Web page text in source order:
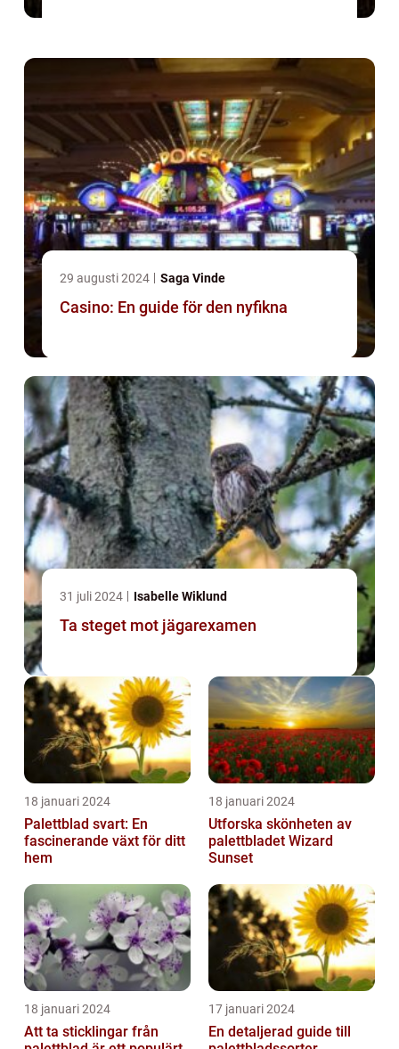
29 augusti 2024 Saga Vinde
Casino: En guide för den nyfikna
31 juli 2024 Isabelle Wiklund
Ta steget mot jägarexamen
18 januari 2024
Palettblad svart: En
fascinerande växt för ditt
hem
18 januari 2024
Utforska skönheten av
palettbladet Wizard
Sunset
18 januari 2024
Att ta sticklingar från
17 januari 2024
En detaljerad guide till